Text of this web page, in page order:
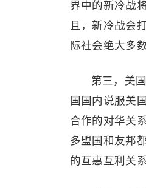
界中的新冷战
且，新冷战会
际社会绝大多
第三，美
国国内说服美
合作的对华关
多盟国和友邦
的互惠互利关